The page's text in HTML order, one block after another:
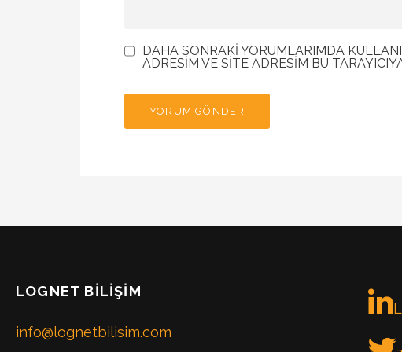
DAHA SONRAKI YORUMLARIMDA
ADRESIM VE SITE ADRESIM BU
LOGNET BILIŞIM
info@lognetbilisim.com